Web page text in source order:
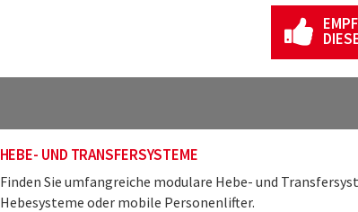
HEBE- UND TRANSFERSYSTEME
Finden Sie umfangreiche modulare Hebe- und
Hebesysteme oder mobile Personenlifter.